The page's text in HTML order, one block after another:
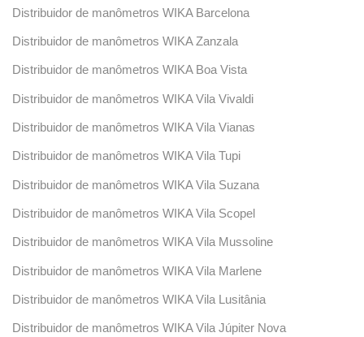
Distribuidor de manômetros WIKA Barcelona
Distribuidor de manômetros WIKA Zanzala
Distribuidor de manômetros WIKA Boa Vista
Distribuidor de manômetros WIKA Vila Vivaldi
Distribuidor de manômetros WIKA Vila Vianas
Distribuidor de manômetros WIKA Vila Tupi
Distribuidor de manômetros WIKA Vila Suzana
Distribuidor de manômetros WIKA Vila Scopel
Distribuidor de manômetros WIKA Vila Mussoline
Distribuidor de manômetros WIKA Vila Marlene
Distribuidor de manômetros WIKA Vila Lusitânia
Distribuidor de manômetros WIKA Vila Júpiter Nova